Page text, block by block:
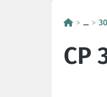
...
CP